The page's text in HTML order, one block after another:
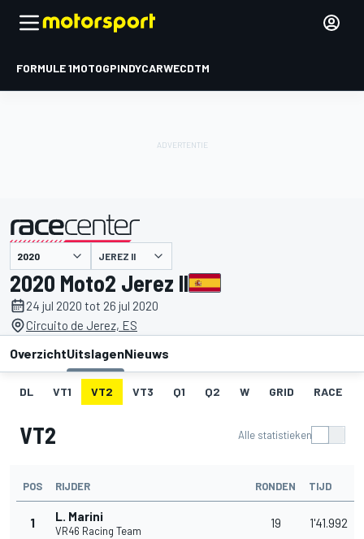
FORMULE 1MOTOGPINDYCARWECDTM
gepresenteerd door JEREZ II
2020 Moto2 Jerez II
24 jul 2020 tot 26 jul 2020
Circuito de Jerez, ES
OverzichtUitslagenNieuws
DL VT1 VT2 VT3 Q1 Q2 W GRID RACE
VT2 Alle statistieken
POS RIJDER RONDEN TIJD
1 L. Marini
VR46 Racing Team
19 1'41.992